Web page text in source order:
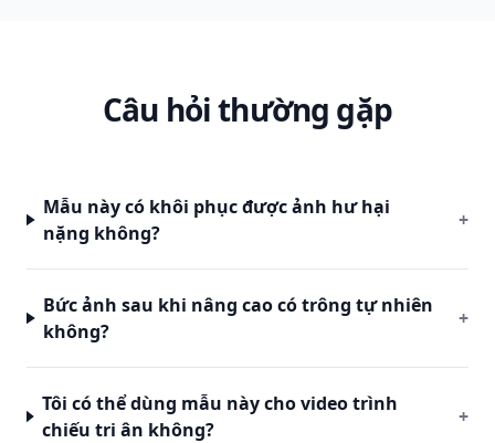
Câu hỏi thường gặp
Mẫu này có khôi phục được ảnh hư hại
nặng không?
+
Bức ảnh sau khi nâng cao có trông tự nhiên
không?
+
Tôi có thể dùng mẫu này cho video trình
chiếu tri ân không?
+